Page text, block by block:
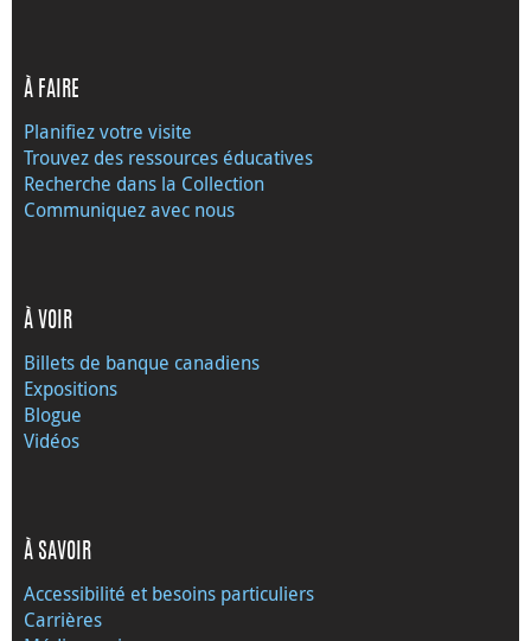
À FAIRE
Planifiez votre visite
Trouvez des ressources éducatives
Recherche dans la Collection
Communiquez avec nous
À VOIR
Billets de banque canadiens
Expositions
Blogue
Vidéos
À SAVOIR
Accessibilité et besoins particuliers
Carrières